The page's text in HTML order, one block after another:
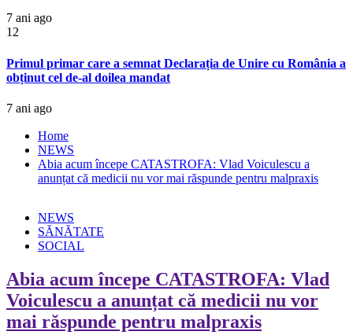
7 ani ago
12
Primul primar care a semnat Declarația de Unire cu România a
obținut cel de-al doilea mandat
7 ani ago
Home
NEWS
Abia acum începe CATASTROFA: Vlad Voiculescu a
anunțat că medicii nu vor mai răspunde pentru malpraxis
NEWS
SĂNĂTATE
SOCIAL
Abia acum începe CATASTROFA: Vlad
Voiculescu a anunțat că medicii nu vor
mai răspunde pentru malpraxis